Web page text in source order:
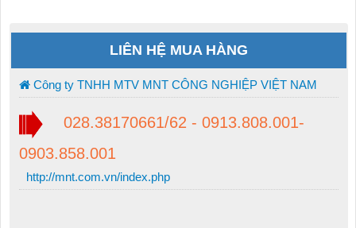
LIÊN HỆ MUA HÀNG
Công ty TNHH MTV MNT CÔNG NGHIỆP VIỆT NAM
028.38170661/62 - 0913.808.001-
0903.858.001
http://mnt.com.vn/index.php